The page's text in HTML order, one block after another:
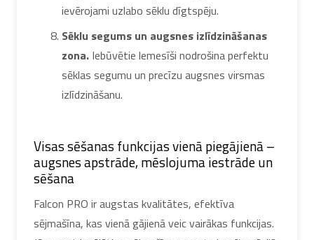
ievērojami uzlabo sēklu dīgtspēju.
Sēklu segums un augsnes izlīdzināšanas
zona. Iebūvētie lemesīši nodrošina perfektu
sēklas segumu un precīzu augsnes virsmas
izlīdzināšanu.
Visas sēšanas funkcijas vienā piegājienā –
augsnes apstrāde, mēslojuma iestrāde un
sēšana
Falcon PRO ir augstas kvalitātes, efektīva
sējmašīna, kas vienā gājienā veic vairākas funkcijas.